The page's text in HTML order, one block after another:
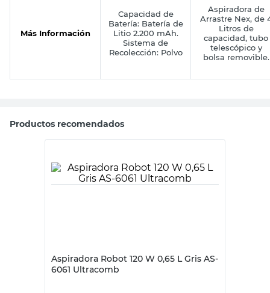
Más Información
Capacidad de
Batería: Batería de
Litio 2.200 mAh.
Sistema de
Recolección: Polvo
Aspiradora de
Arrastre Nex, de
Litros de
capacidad, tubo
telescópico y
bolsa removible.
Productos recomendados